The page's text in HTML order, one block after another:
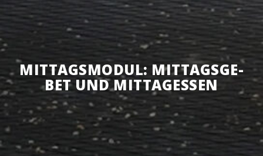
MIT­TAGS­MO­DUL: MIT­TAGS­GE­
BET UND MIT­TAG­ESSEN